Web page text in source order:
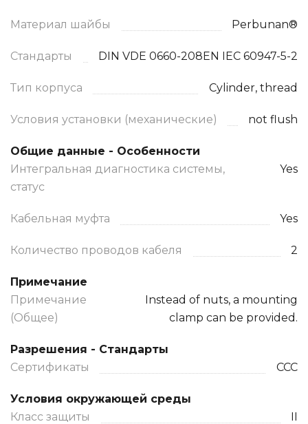
Материал шайбы Perbunan®
Стандарты DIN VDE 0660-208EN IEC 60947-5-2
Тип корпуса Cylinder, thread
Условия установки (механические) not flush
Общие данные - Особенности
Интегральная диагностика системы,
статус
Yes
Кабельная муфта Yes
Количество проводов кабеля 2
Примечание
Примечание
(Общее)
Instead of nuts, a mounting
clamp can be provided.
Разрешения - Стандарты
Сертификаты
CCC
Условия окружающей среды
Класс защиты
II